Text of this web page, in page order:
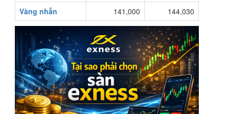
Vàng nhẫn
141,000 144,030